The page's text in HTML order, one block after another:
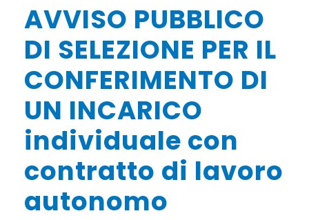
AVVISO PUBBLICO
DI SELEZIONE PER IL
CONFERIMENTO DI
UN INCARICO
individuale con
contratto di lavoro
autonomo